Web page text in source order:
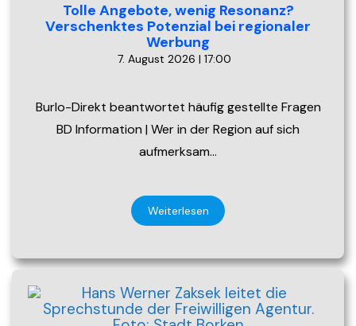
Tolle Angebote, wenig Resonanz?
Verschenktes Potenzial bei regionaler
Werbung
7. August 2026 | 17:00
Burlo-Direkt beantwortet häufig gestellte Fragen
BD Information | Wer in der Region auf sich
aufmerksam…
Weiterlesen